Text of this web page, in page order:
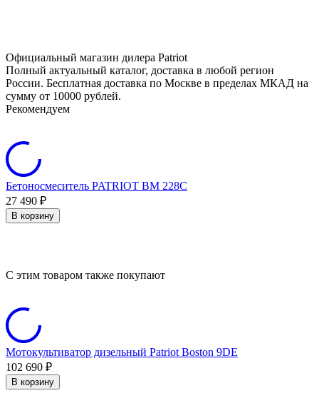
Официальный магазин дилера Patriot
Полный актуальный каталог, доставка в любой регион
России. Бесплатная доставка по Москве в пределах МКАД на
сумму от 10000 рублей.
Рекомендуем
Бетоносмеситель PATRIOT BM 228C
27 490 ₽
В корзину
C этим товаром также покупают
Мотокультиватор дизельный Patriot Boston 9DE
102 690 ₽
В корзину